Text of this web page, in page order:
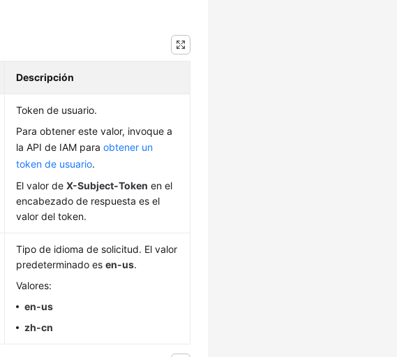
Descripción
Token de usuario.
Para obtener este valor, invoque a
la API de IAM paraobtener un
token de usuario.
El valor deX-Subject-Token en el
encabezado de respuesta es el
valor del token.
Tipo de idioma de solicitud. El valor
predeterminado esen-us.
Valores:
en-us
zh-cn